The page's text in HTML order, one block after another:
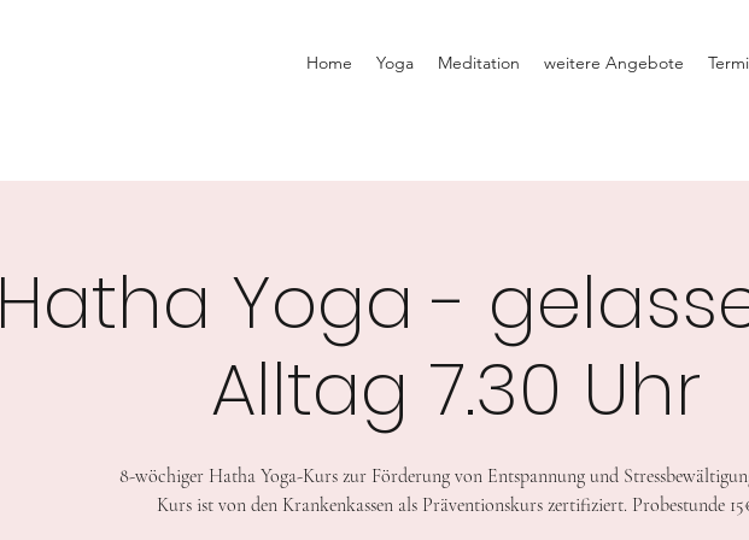
Home Yoga Meditation weitere Angebote
Hatha Yoga -
Alltag 7.30 Uhr
8-wöchiger Hatha Yoga-Kurs zur Förderung von Entspannung und
Kurs ist von den Krankenkassen als Präventionskurs zertifiziert. Probestunde